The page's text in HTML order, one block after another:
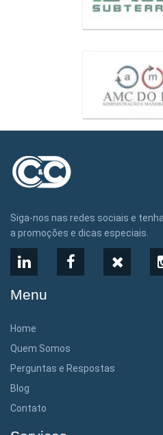
Siga-nos nas redes sociais e
a promoções e dicas especiais.
LinkedInFacebook
Menu
Home
Quem Somos
Perguntas e Respostas
Blog
Contato